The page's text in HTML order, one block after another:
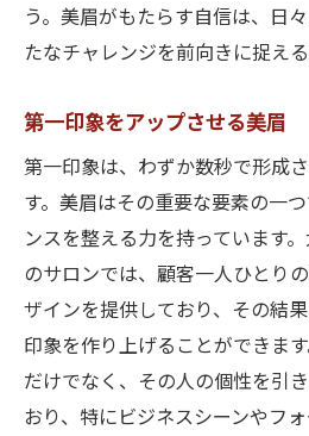
う。美眉がもたらす自信は、日
たなチャレンジを前向きに捉え
第一印象をアップさせる美眉
第一印象は、わずか数秒で形成
す。美眉はその重要な要素の一
ンスを整える力を持っています
のサロンでは、顧客一人ひとり
ザインを提供しており、その結
印象を作り上げることができま
だけでなく、その人の個性を引
おり、特にビジネスシーンやフ